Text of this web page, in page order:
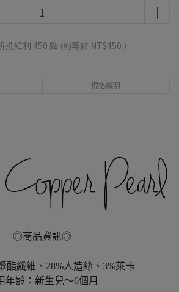
抵紅利 450 點 (約等於 NT$450 )
規格說明
◎商品資訊◎
酯纖維、28%人造絲、3%萊卡
年齡：新生兒〜6個月